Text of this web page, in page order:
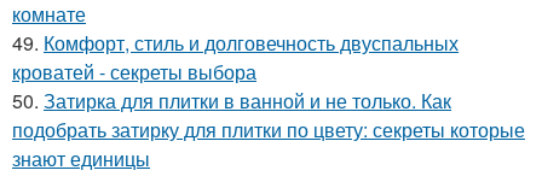
комнате
49. Комфорт, стиль и долговечность двуспальных
кроватей - секреты выбора
50. Затирка для плитки в ванной и не только. Как
подобрать затирку для плитки по цвету: секреты которые
знают единицы